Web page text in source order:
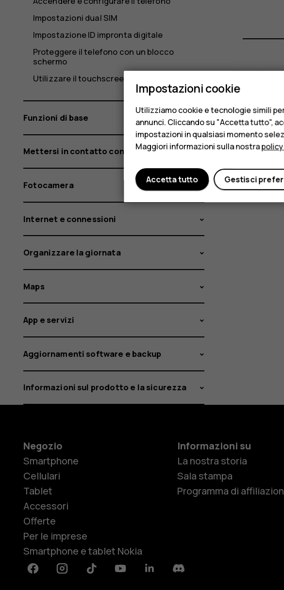
Ti è
Sì
Impostazioni dual SIM
Impostazione ID impronta digitale
Proteggere il telefono con un blocco
schermo
Utilizzare il touchscreen
Funzioni di base
Mettersi in contatto con amici e familiari
Fotocamera
Internet e connessioni
Organizzare la giornata
Maps
App e servizi
Aggiornamenti software e backup
Informazioni sul prodotto e la sicurezza
Negozio
Smartphone
Cellulari
Tablet
Accessori
Offerte
Per le imprese
Smartphone e tablet Nokia
Informazioni su
La nostra storia
Sala stampa
Programma di
FacebookInstagramTiktok YoutubeLinkedinDiscord
Impostazioni cookie
Utilizziamo cookie e tecnologie simili
annunci. Cliccando su "Accetta tutto",
impostazioni in qualsiasi momento
Maggiori informazioni sulla nostra
Gestisci
Accetta tutto